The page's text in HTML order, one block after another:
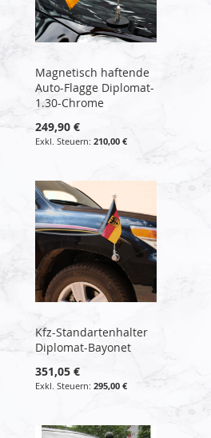
Magnetisch haftende
Auto-Flagge Diplomat-
1.30-Chrome
249,90 €
210,00 €
Kfz-Standartenhalter
Diplomat-Bayonet
351,05 €
295,00 €